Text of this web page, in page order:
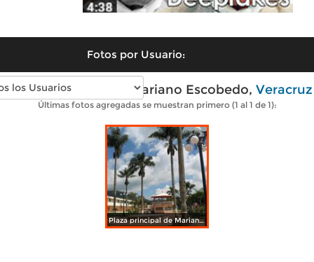
Fotos por Usuario:
Fotos modernas de Mariano Escobedo, Veracruz
Últimas fotos agregadas se muestran primero (1 al 1 de 1):
Plaza principal de Mariano Escobedo, Veracruz